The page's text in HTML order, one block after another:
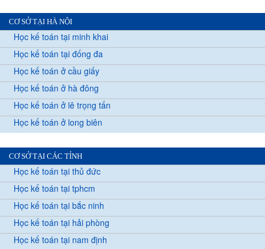
CƠ SỞ TẠI HÀ NỘI
Học kế toán tại minh khai
Học kế toán tại đống đa
Học kế toán ở cầu giấy
Học kế toán ở hà đông
Học kế toán ở lê trọng tấn
Học kế toán ở long biên
CƠ SỞ TẠI CÁC TỈNH
Học kế toán tại thủ đức
Học kế toán tại tphcm
Học kế toán tại bắc ninh
Học kế toán tại hải phòng
Học kế toán tại nam định